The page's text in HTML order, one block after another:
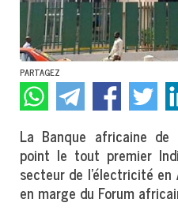
PARTAGEZ
La Banque africaine
point le tout premier
secteur de l’électricité
en marge du Forum